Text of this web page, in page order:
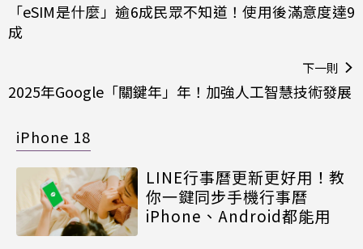
「eSIM是什麼」逾6成民眾不知道！使用後滿意度達9
成
下一則
2025年Google「關鍵年」年！加強人工智慧技術發展
iPhone 18
LINE行事曆更新更好用！教
你一鍵同步手機行事曆
iPhone、Android都能用